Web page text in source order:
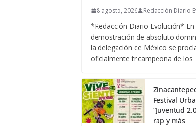
8 agosto, 2026 Redacción Diario
*Redacción Diario Evolución* En
demostración de absoluto
la delegación de México se
oficialmente tricampeona de los
Festival
“Juventud
rap y más